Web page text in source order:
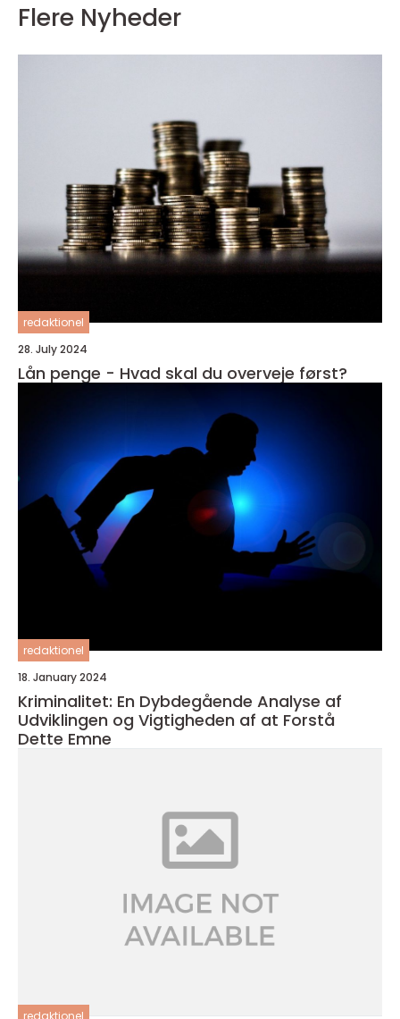
Flere Nyheder
redaktionel
28. July 2024
Lån penge - Hvad skal du overveje først?
redaktionel
18. January 2024
Kriminalitet: En Dybdegående Analyse af
Udviklingen og Vigtigheden af at Forstå
Dette Emne